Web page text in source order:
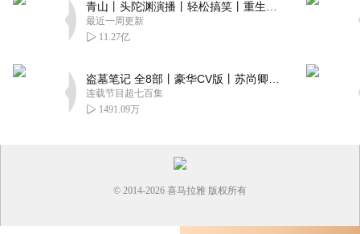
最近一周更新
11.27亿
连载节目超七百集
1491.09万
© 2014-2026 喜马拉雅 版权所有